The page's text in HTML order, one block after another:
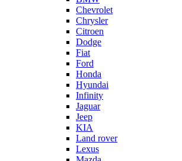
Chevrolet
Chrysler
Citroen
Dodge
Fiat
Ford
Honda
Hyundai
Infinity
Jaguar
Jeep
KIA
Land rover
Lexus